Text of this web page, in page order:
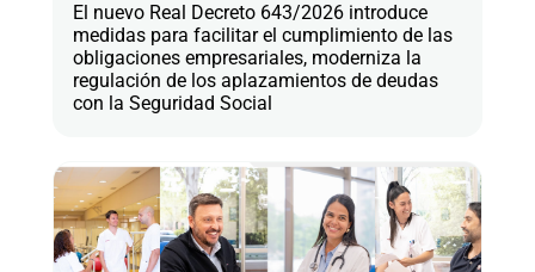
El nuevo Real Decreto 643/2026 introduce
medidas para facilitar el cumplimiento de las
obligaciones empresariales, moderniza la
regulación de los aplazamientos de deudas
con la Seguridad Social